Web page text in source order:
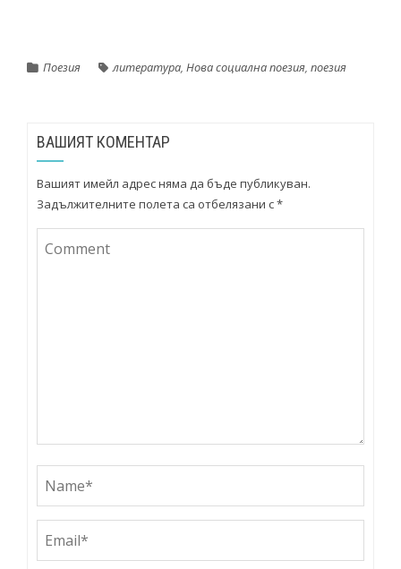
Поезия литература, Нова социална поезия, поезия
ВАШИЯТ КОМЕНТАР
Вашият имейл адрес няма да бъде публикуван.
Задължителните полета са отбелязани с*